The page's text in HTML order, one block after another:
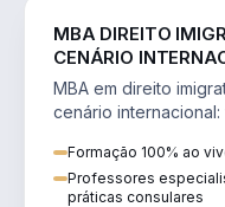
MBA DIREITO
CENÁRIO
MBA em direito
cenário
Formação 100% ao
Professores
práticas consulares